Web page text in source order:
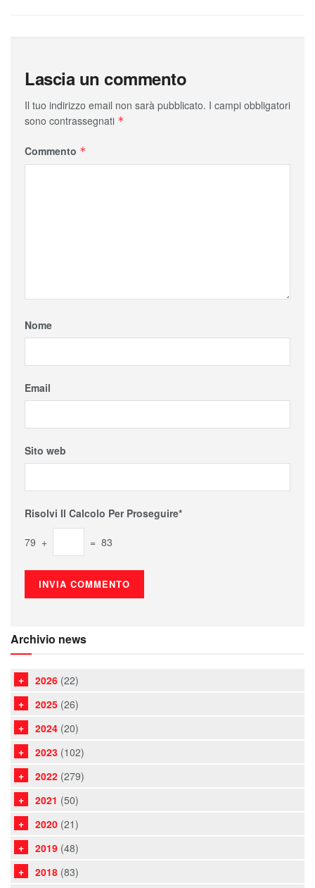
Lascia un commento
Il tuo indirizzo email non sarà pubblicato. I campi obbligatori
sono contrassegnati *
Commento *
Nome
Email
Sito web
Risolvi Il Calcolo Per Proseguire*
79 + = 83
Archivio news
2026 (22)
2025 (26)
2024 (20)
2023 (102)
2022 (279)
2021 (50)
2020 (21)
2019 (48)
2018 (83)